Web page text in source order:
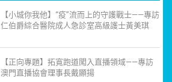
【小城你我他】“疫”流而上的守護戰士——專訪
仁伯爵綜合醫院成人急診室高級護士黃美琪
【正向專題】拓寬跑道闖入直播領域——專訪
澳門直播協會理事長戴顯揚